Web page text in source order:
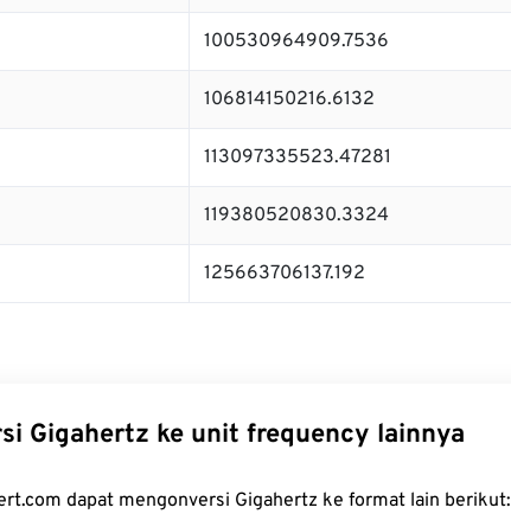
100530964909.7536
106814150216.6132
113097335523.47281
119380520830.3324
125663706137.192
Gigahertz ke unit frequency lainnya
dapat mengonversi Gigahertz ke format lain berikut: